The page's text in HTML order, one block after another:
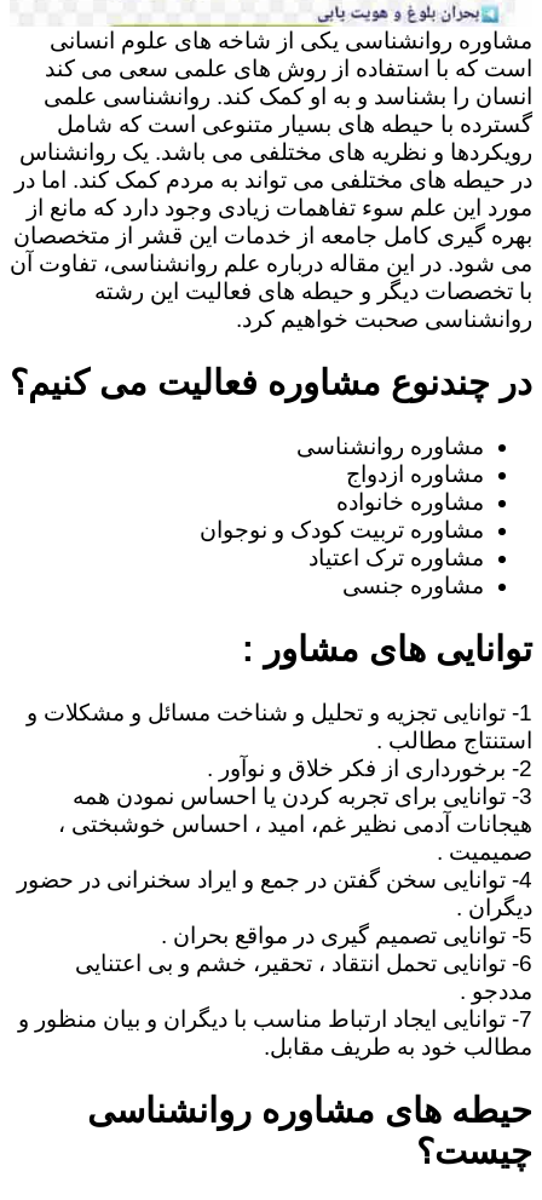
مشاوره روانشناسی یکی از شاخه های علوم انسانی
است که با استفاده از روش های علمی سعی می کند
انسان را بشناسد و به او کمک کند. روانشناسی علمی
گسترده با حیطه های بسیار متنوعی است که شامل
رویکردها و نظریه های مختلفی می باشد. یک روانشناس
در حیطه های مختلفی می تواند به مردم کمک کند. اما در
مورد این علم سوء تفاهمات زیادی وجود دارد که مانع از
بهره گیری کامل جامعه از خدمات این قشر از متخصصان
می شود. در این مقاله درباره علم روانشناسی، تفاوت آن
با تخصصات دیگر و حیطه های فعالیت این رشته
روانشناسی صحبت خواهیم کرد.
در چندنوع مشاوره فعالیت می کنیم؟
مشاوره روانشناسی
مشاوره ازدواج
مشاوره خانواده
مشاوره تربیت کودک و نوجوان
مشاوره ترک اعتیاد
مشاوره جنسی
توانایی های مشاور :
1- توانایی تجزیه و تحلیل و شناخت مسائل و مشکلات و
استنتاج مطالب .
2- برخورداری از فکر خلاق و نوآور .
3- توانایی برای تجربه کردن یا احساس نمودن همه
هیجانات آدمی نظیر غم، امید ، احساس خوشبختی ،
صمیمیت .
4- توانایی سخن گفتن در جمع و ایراد سخنرانی در حضور
دیگران .
5- توانایی تصمیم گیری در مواقع بحران .
6- توانایی تحمل انتقاد ، تحقیر، خشم و بی اعتنایی
مددجو .
7- توانایی ایجاد ارتباط مناسب با دیگران و بیان منظور و
مطالب خود به طریف مقابل.
حیطه های مشاوره روانشناسی
چیست؟